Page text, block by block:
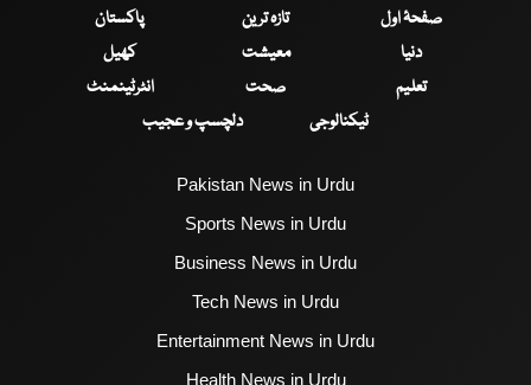
صفحۂ اول تازہ ترین
پاکستان
دنیا
معیشت
کھیل
تعلیم
صحت
انٹرٹینمنٹ
ٹیکنالوجی
دلچسپ و عجیب
Pakistan News in Urdu
Sports News in Urdu
Business News in Urdu
Tech News in Urdu
Entertainment News in Urdu
Health News in Urdu